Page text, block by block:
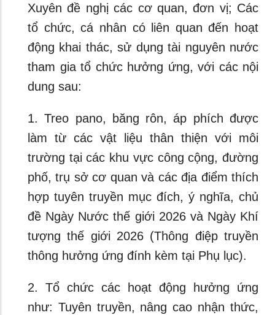
Xuyên đề nghị các cơ quan, đơn vị; Các
tổ chức, cá nhân có liên quan đến hoạt
động khai thác, sử dụng tài nguyên nước
tham gia tổ chức hưởng ứng, với các nội
dung sau:
1. Treo pano, băng rôn, áp phích được
làm từ các vật liệu thân thiện với môi
trường tại các khu vực công cộng, đường
phố, trụ sở cơ quan và các địa điểm thích
hợp tuyên truyền mục đích, ý nghĩa, chủ
đề Ngày Nước thế giới 2026 và Ngày Khí
tượng thế giới 2026 (Thông điệp truyền
thông hưởng ứng đính kèm tại Phụ lục).
2. Tổ chức các hoạt động hưởng ứng
như: Tuyên truyền, nâng cao nhận thức,